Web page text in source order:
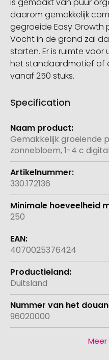
is gemaakt van puur
daarom gemakkelijk
gegroeide Easy
Vocht in de grond zal
starten. Er is ruimte
het standaardmotief of
vanaf 250 stuks.
Specification
Meer
informatie
Gemakkelijk groeiende
zonnebloem, 1-4 c
330.172136
250
4070025376424
Duitsland
96020000